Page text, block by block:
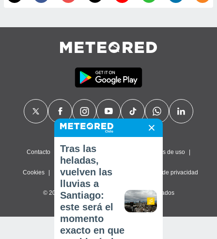
Contacto Sobre nosotros Términos de uso
Cookies Política de privacidad Configuración de privacidad
© 2026 Meteored. Todos los derechos reservados
Tras las
heladas,
vuelven las
lluvias a
Santiago:
este será el
momento
exacto en que